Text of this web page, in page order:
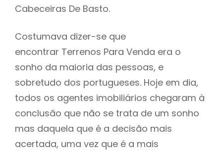
Cabeceiras De Basto.
Costumava dizer-se que
encontrar Terrenos Para Venda era o
sonho da maioria das pessoas, e
sobretudo dos portugueses. Hoje em dia,
todos os agentes imobiliários chegaram à
conclusão que não se trata de um sonho
mas daquela que é a decisão mais
acertada, uma vez que é a mais